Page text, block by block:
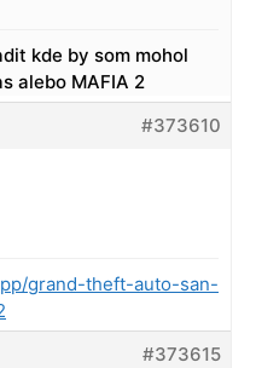
kde by som mohol
alebo MAFIA 2
#373610
grand-theft-auto-san-
#373615